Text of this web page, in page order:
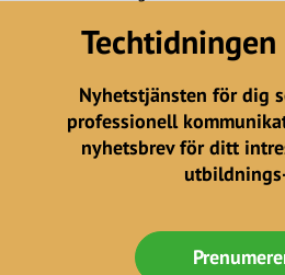
Nyhetstjänsten för dig
professionell
nyhetsbrev för ditt